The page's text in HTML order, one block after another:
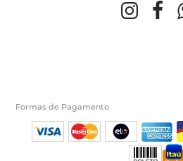
Formas de Pagamento